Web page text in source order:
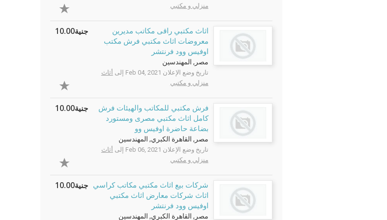
منزلي و مكتبي
اثاث مكتبي راقى مكاتب مديرين
معروضات اثاث مكتبي فرش مكتب
اوفيس وود فرنتشر
مصر, المهندسين
تاريخ وضع الإعلان Feb 04, 2021 إلى
أثاث
منزلي و مكتبي
جنية10.00
فرش مكتبي للمكاتب والهيئات فرش
كامل اثاث مكتبي مصرى ومستورد
بضاعة حاضرة اوفيس وو
مصر, القاهرة الكبري, المهندسين
تاريخ وضع الإعلان Feb 06, 2021 إلى
أثاث
منزلي و مكتبي
جنية10.00
شركات بيع اثاث مكتبي مكاتب كراسي
اثاث شركات معارض اثاث مكتبي
اوفيس وود فرنتشر
مصر, القاهرة الكبري, المهندسين
جنية10.00